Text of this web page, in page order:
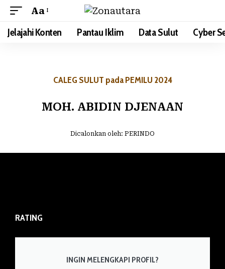
Aa
Jelajahi Konten Pantau Iklim Data Sulut Cyber
CALEG SULUT pada PEMILU 2024
MOH. ABIDIN DJENAAN
Dicalonkan oleh: PERINDO
RATING
INGIN MELENGKAPI PROFIL?